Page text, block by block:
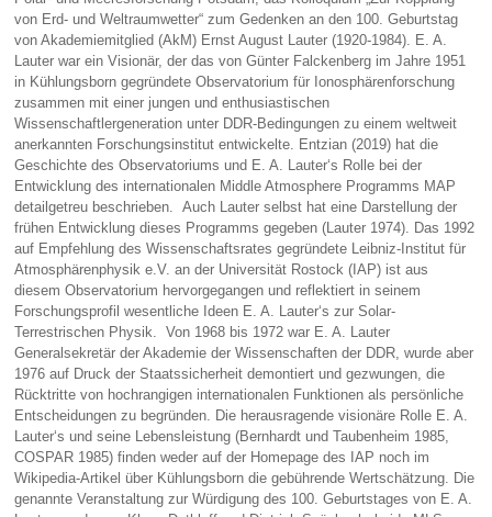
von Erd- und Weltraumwetter“ zum Gedenken an den 100. Geburtstag
von Akademiemitglied (AkM) Ernst August Lauter (1920-1984). E. A.
Lauter war ein Visionär, der das von Günter Falckenberg im Jahre 1951
in Kühlungsborn gegründete Observatorium für Ionosphärenforschung
zusammen mit einer jungen und enthusiastischen
Wissenschaftlergeneration unter DDR-Bedingungen zu einem weltweit
anerkannten Forschungsinstitut entwickelte. Entzian (2019) hat die
Geschichte des Observatoriums und E. A. Lauter‘s Rolle bei der
Entwicklung des internationalen Middle Atmosphere Programms MAP
detailgetreu beschrieben. Auch Lauter selbst hat eine Darstellung der
frühen Entwicklung dieses Programms gegeben (Lauter 1974). Das 1992
auf Empfehlung des Wissenschaftsrates gegründete Leibniz-Institut für
Atmosphärenphysik e.V. an der Universität Rostock (IAP) ist aus
diesem Observatorium hervorgegangen und reflektiert in seinem
Forschungsprofil wesentliche Ideen E. A. Lauter‘s zur Solar-
Terrestrischen Physik. Von 1968 bis 1972 war E. A. Lauter
Generalsekretär der Akademie der Wissenschaften der DDR, wurde aber
1976 auf Druck der Staatssicherheit demontiert und gezwungen, die
Rücktritte von hochrangigen internationalen Funktionen als persönliche
Entscheidungen zu begründen. Die herausragende visionäre Rolle E. A.
Lauter‘s und seine Lebensleistung (Bernhardt und Taubenheim 1985,
COSPAR 1985) finden weder auf der Homepage des IAP noch im
Wikipedia-Artikel über Kühlungsborn die gebührende Wertschätzung. Die
genannte Veranstaltung zur Würdigung des 100. Geburtstages von E. A.